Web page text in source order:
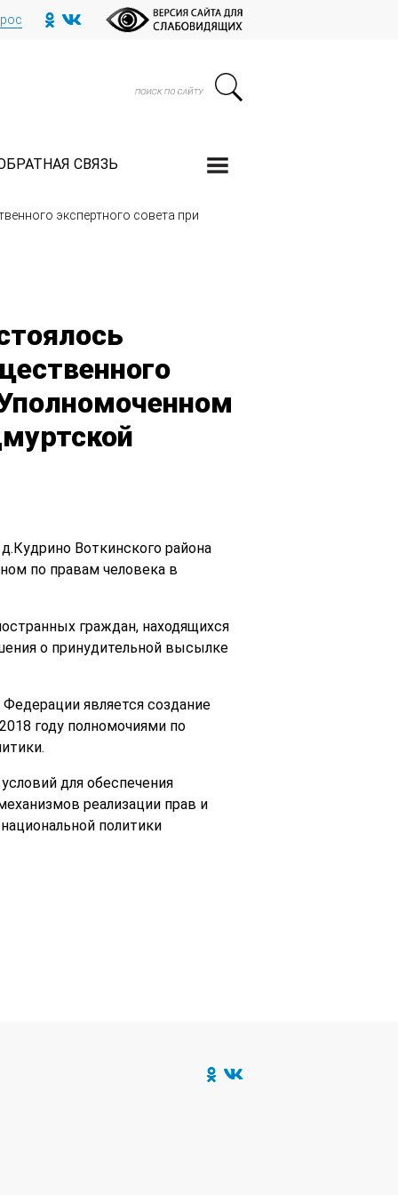
СВЯЗЬ
экспертного совета при
Воткинского района
по правам человека в
граждан, находящихся
о принудительной высылке
является создание
году полномочиями по
для обеспечения
реализации прав и
политики